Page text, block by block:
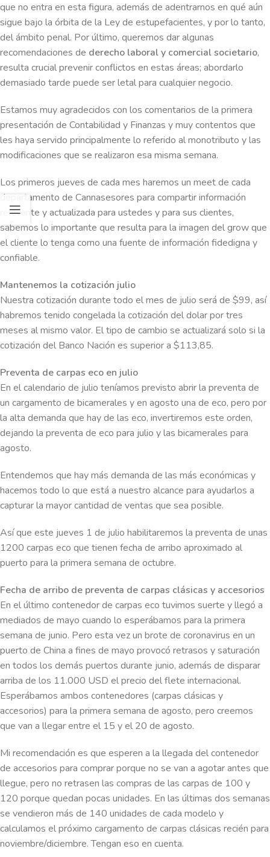
que no entra en esta figura, además de adentrarnos en qué aún
sigue bajo la órbita de la Ley de estupefacientes, y por lo tanto,
del ámbito penal. Por último, queremos dar algunas
recomendaciones de derecho laboral y comercial societario,
resulta crucial prevenir conflictos en estas áreas; abordarlo
demasiado tarde puede ser letal para cualquier negocio.
Estamos muy agradecidos con los comentarios de la primera
presentación de Contabilidad y Finanzas y muy contentos que
les haya servido principalmente lo referido al monotributo y las
modificaciones que se realizaron esa misma semana.
Los primeros jueves de cada mes haremos un meet de cada
departamento de Cannasesores para compartir información
relevante y actualizada para ustedes y para sus clientes,
sabemos lo importante que resulta para la imagen del grow que
el cliente lo tenga como una fuente de información fidedigna y
confiable.
Mantenemos la cotización julio
Nuestra cotización durante todo el mes de julio será de $99, así
habremos tenido congelada la cotización del dolar por tres
meses al mismo valor. El tipo de cambio se actualizará solo si la
cotización del Banco Nación es superior a $113,85.
Preventa de carpas eco en julio
En el calendario de julio teníamos previsto abrir la preventa de
un cargamento de bicamerales y en agosto una de eco, pero por
la alta demanda que hay de las eco, invertiremos este orden,
dejando la preventa de eco para julio y las bicamerales para
agosto.
Entendemos que hay más demanda de las más económicas y
hacemos todo lo que está a nuestro alcance para ayudarlos a
capturar la mayor cantidad de ventas que sea posible.
Así que este jueves 1 de julio habilitaremos la preventa de unas
1200 carpas eco que tienen fecha de arribo aproximado al
puerto para la primera semana de octubre.
Fecha de arribo de preventa de carpas clásicas y accesorios
En el último contenedor de carpas eco tuvimos suerte y llegó a
mediados de mayo cuando lo esperábamos para la primera
semana de junio. Pero esta vez un brote de coronavirus en un
puerto de China a fines de mayo provocó retrasos y saturación
en todos los demás puertos durante junio, además de disparar
arriba de los 11.000 USD el precio del flete internacional.
Esperábamos ambos contenedores (carpas clásicas y
accesorios) para la primera semana de agosto, pero creemos
que van a llegar entre el 15 y el 20 de agosto.
Mi recomendación es que esperen a la llegada del contenedor
de accesorios para comprar porque no se van a agotar antes que
llegue, pero no retrasen las compras de las carpas de 100 y
120 porque quedan pocas unidades. En las últimas dos semanas
se vendieron más de 140 unidades de cada modelo y
calculamos el próximo cargamento de carpas clásicas recién para
noviembre/diciembre. Tengan eso en cuenta.